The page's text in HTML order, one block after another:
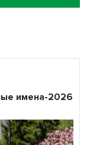
имена-2026